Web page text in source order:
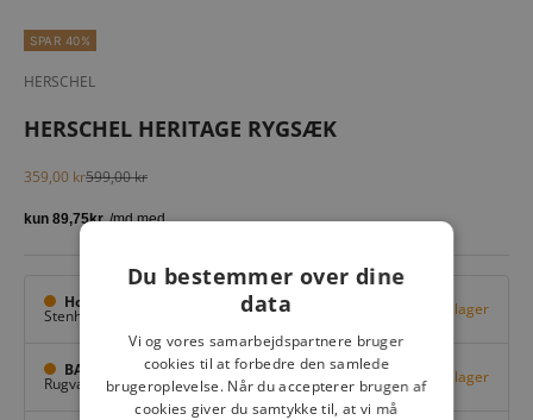
SPAR 40%
HERSCHEL
HERSCHEL HERITAGE RYGSÆK
Salgspris
359,00 krNormalpris
599,00 kr
Hovedlager
Stenhuggervej 10, Få på lager
BAGGI Tarup Center
Rugvang 36, Odense NV Få på lager
Du bestemmer over dine
data
Vi og vores samarbejdspartnere bruger
cookies til at forbedre den samlede
brugeroplevelse. Når du accepterer brugen af
cookies giver du samtykke til, at vi må